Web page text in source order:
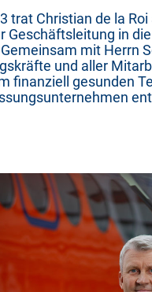
trat Christian de la
Geschäftsleitung in
mit Herrn
und aller
finanziell gesunden